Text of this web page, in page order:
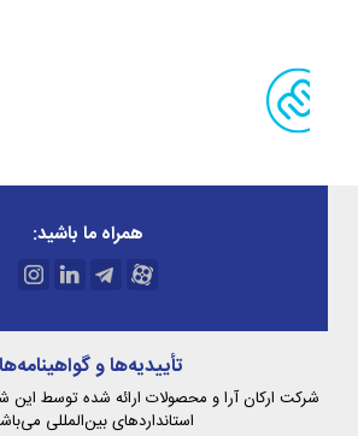
همراه ما باشید:
تأییدیه‌ها و
شرکت ارکان آرا و محصولات ارائه شده توسط این
استانداردهای بین‌المللی